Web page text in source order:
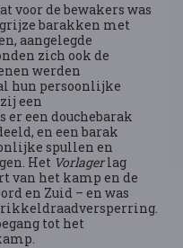
voor de bewakers was
barakken met
aangelegde
zich ook de
werden
hun persoonlijke
een
een douchebarak
en een barak
spullen en
Het Vorlagerlag
van het kamp en de
en Zuid – en was
tot het